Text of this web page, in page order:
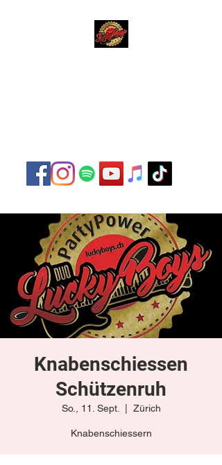
Knabenschiessen
Schützenruh
So., 11. Sept. Zürich
Knabenschiessern